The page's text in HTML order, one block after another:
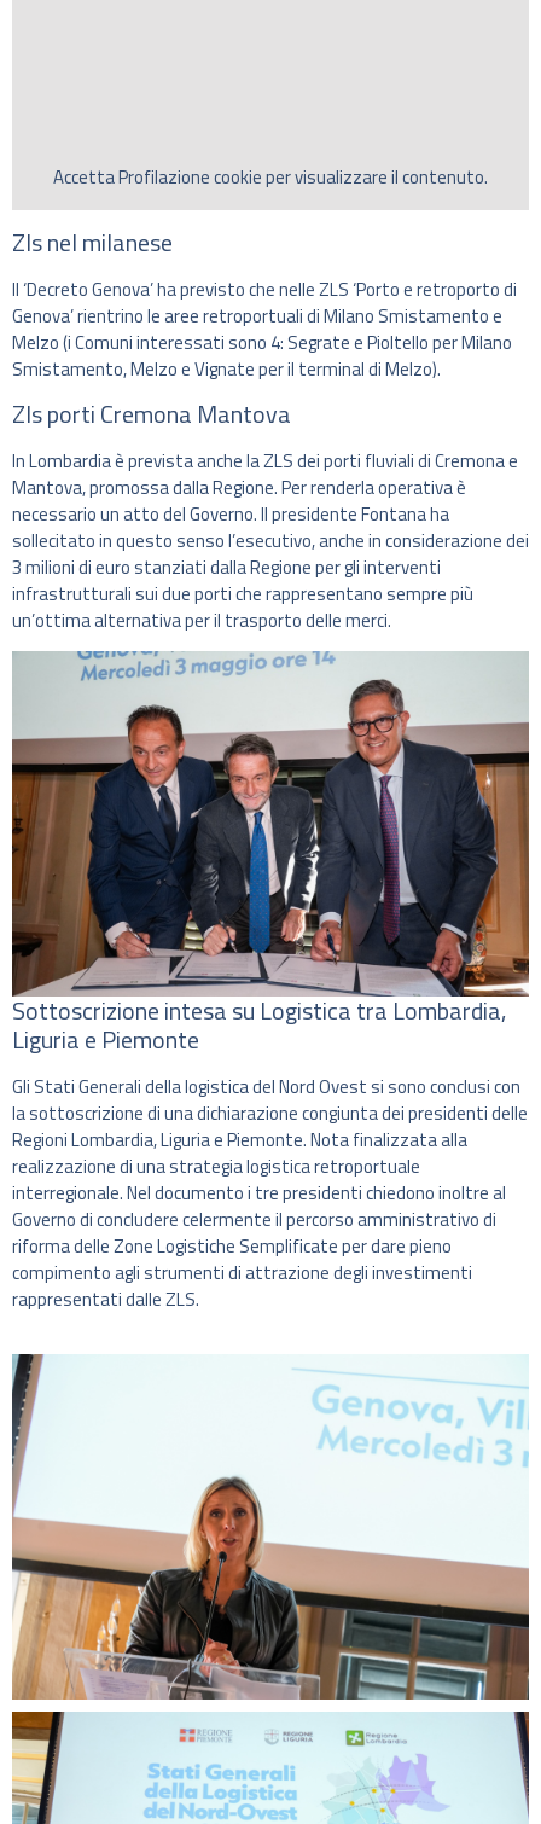
AccettaProfilazionecookie per visualizzare il contenuto.
Zls nel milanese
Il ‘Decreto Genova’ ha previsto che nelle ZLS ‘Porto e retroporto di
Genova’ rientrino le aree retroportuali di Milano Smistamento e
Melzo (i Comuni interessati sono 4: Segrate e Pioltello per Milano
Smistamento, Melzo e Vignate per il terminal di Melzo).
Zls porti Cremona Mantova
In Lombardia è prevista anche la ZLS dei porti fluviali di Cremona e
Mantova, promossa dalla Regione. Per renderla operativa è
necessario un atto del Governo. Il presidente Fontana ha
sollecitato in questo senso l’esecutivo, anche in considerazione dei
3 milioni di euro stanziati dalla Regione per gli interventi
infrastrutturali sui due porti che rappresentano sempre più
un’ottima alternativa per il trasporto delle merci.
Sottoscrizione intesa su Logistica tra Lombardia,
Liguria e Piemonte
Gli Stati Generali della logistica del Nord Ovest si sono conclusi con
la sottoscrizione di una dichiarazione congiunta dei presidenti delle
Regioni Lombardia, Liguria e Piemonte. Nota finalizzata alla
realizzazione di una strategia logistica retroportuale
interregionale. Nel documento i tre presidenti chiedono inoltre al
Governo di concludere celermente il percorso amministrativo di
riforma delle Zone Logistiche Semplificate per dare pieno
compimento agli strumenti di attrazione degli investimenti
rappresentati dalle ZLS.